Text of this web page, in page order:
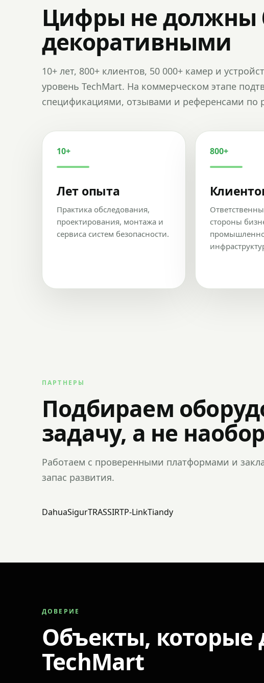
Цифры не должны
декоративными
10+ лет, 800+ клиентов, 50 000+ камер и
уровень TechMart. На коммерческом этапе
спецификациями, отзывами и референсами по
10+
Лет опыта
Практика обследования,
проектирования, монтажа и
сервиса систем безопасности.
800+
стороны
ПАРТНЕРЫ
Подбираем
задачу, а не
Работаем с проверенными платформами и
запас развития.
DahuaSigurTRASSIRTP-LinkTiandy
ДОВЕРИЕ
Объекты, которые
TechMart